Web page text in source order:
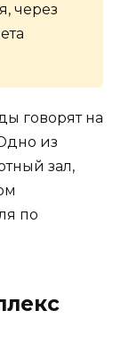
через
говорят на
из
зал,
по